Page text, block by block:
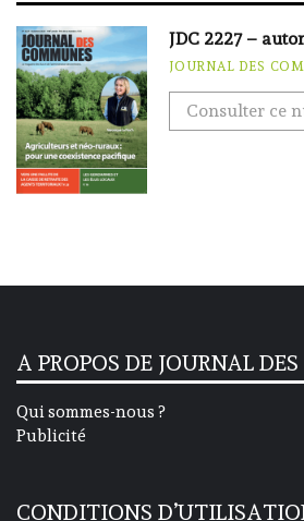
JDC 2227 –
JOURNAL DES
Consulter ce
A PROPOS DE JOURNAL
Qui sommes-nous ?
Publicité
CONDITIONS